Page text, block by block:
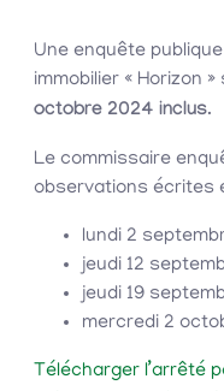
Une enquête
immobilier « Horizon
octobre 2024 inclus.
Le commissaire
observations écrites
lundi 2
jeudi 12
jeudi 19
mercredi 2
Télécharger l’arrêté